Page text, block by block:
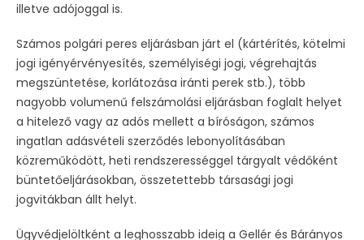
illetve adójoggal is.
Számos polgári peres eljárásban járt el (kártérítés, kötelmi
jogi igényérvényesítés, személyiségi jogi, végrehajtás
megszüntetése, korlátozása iránti perek stb.), több
nagyobb volumenű felszámolási eljárásban foglalt helyet
a hitelező vagy az adós mellett a bíróságon, számos
ingatlan adásvételi szerződés lebonyolításában
közreműködött, heti rendszerességgel tárgyalt védőként
büntetőeljárásokban, összetettebb társasági jogi
jogvitákban állt helyt.
Ügyvédjelöltként a leghosszabb ideig a Gellér és Bárányos